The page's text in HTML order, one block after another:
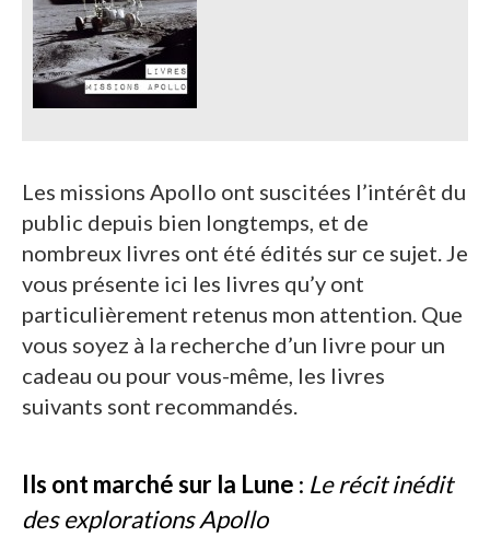
Les missions Apollo ont suscitées l’intérêt du
public depuis bien longtemps, et de
nombreux livres ont été édités sur ce sujet. Je
vous présente ici les livres qu’y ont
particulièrement retenus mon attention. Que
vous soyez à la recherche d’un livre pour un
cadeau ou pour vous-même, les livres
suivants sont recommandés.
Ils ont marché sur la Lune : Le récit inédit
des explorations Apollo